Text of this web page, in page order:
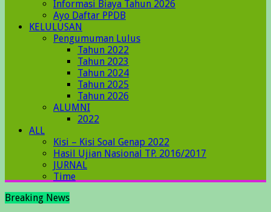
Informasi Biaya Tahun 2026
Ayo Daftar PPDB
KELULUSAN
Pengumuman Lulus
Tahun 2022
Tahun 2023
Tahun 2024
Tahun 2025
Tahun 2026
ALUMNI
2022
ALL
Kisi – Kisi Soal Genap 2022
Hasil Ujian Nasional TP. 2016/2017
JURNAL
Time
Breaking News